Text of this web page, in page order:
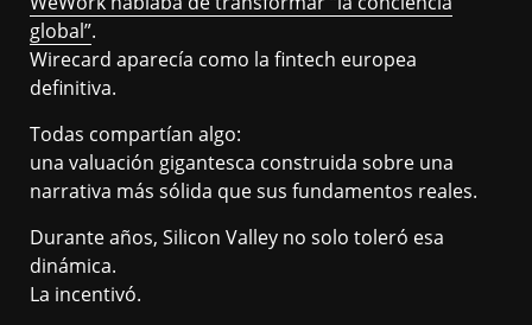
global”.
Wirecard aparecía como la fintech europea
definitiva.
Todas compartían algo:
una valuación gigantesca construida sobre una
narrativa más sólida que sus fundamentos reales.
Durante años, Silicon Valley no solo toleró esa
dinámica.
La incentivó.